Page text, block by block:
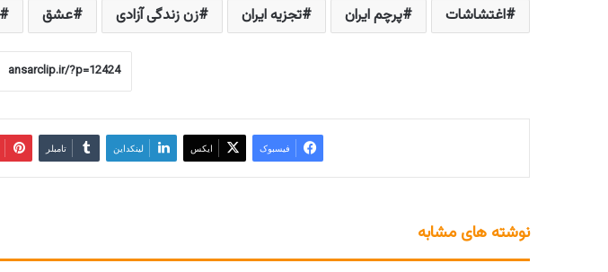
اغتشاشات پرچم ایران تجزیه ایران زن زندگی آزادی عشق
فیسبوک ایکس لینکداین تامبلر
نوشته های مشابه